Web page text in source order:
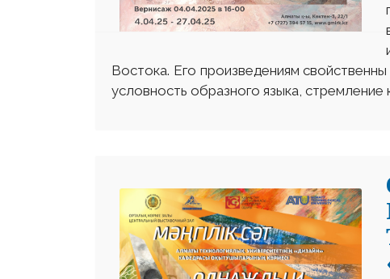
Востока. Его произведениям
условность образного языка,